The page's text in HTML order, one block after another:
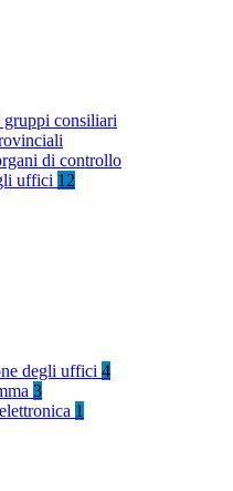
consiliari
di controllo
uffici 12
degli uffici 4
3
1